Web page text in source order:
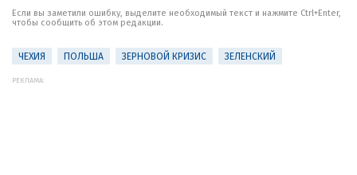
Если вы заметили ошибку, выделите необходимый текст и нажмите Ctrl+Enter,
чтобы сообщить об этом редакции.
ЧЕХИЯ ПОЛЬША ЗЕРНОВОЙ КРИЗИС ЗЕЛЕНСКИЙ
РЕКЛАМА: